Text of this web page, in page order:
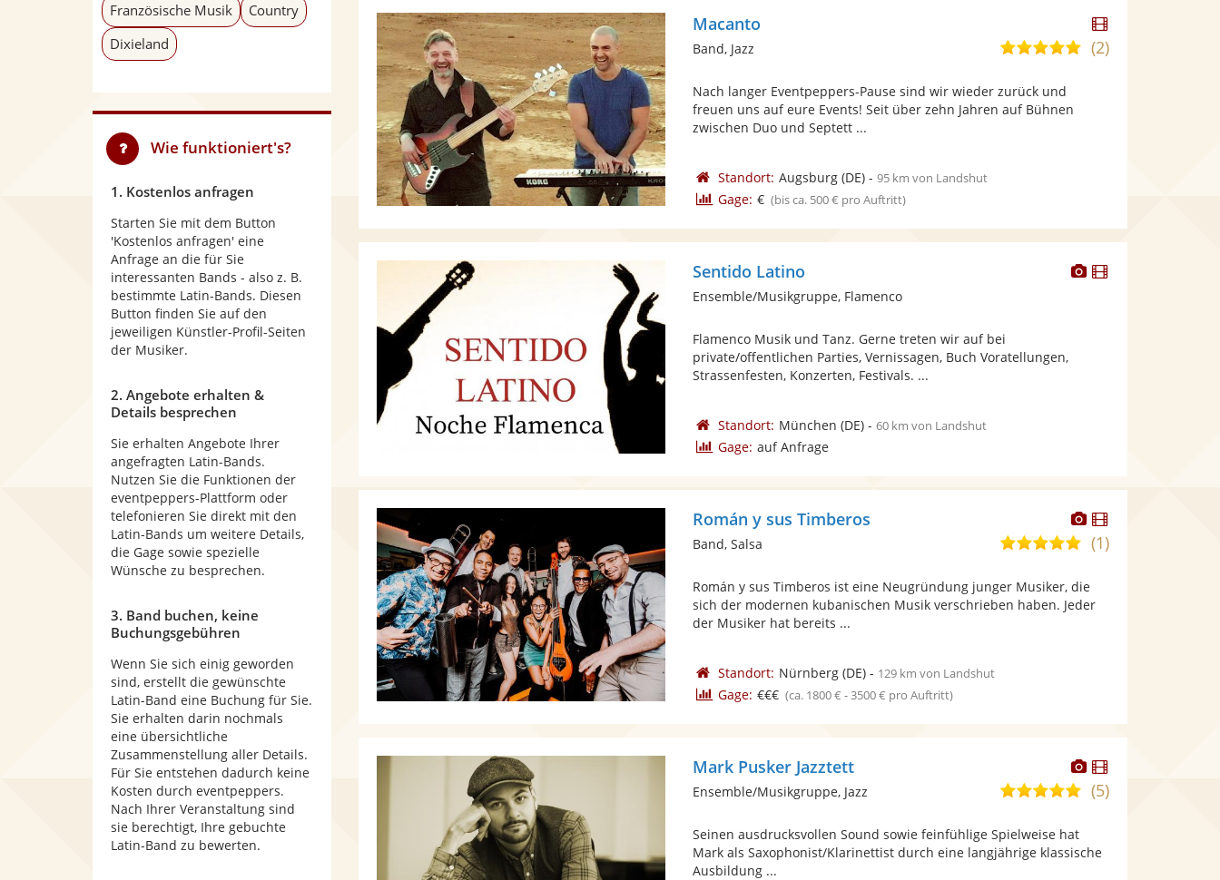
Dieser
Künstler
Macanto
5,0(2)
Band, Jazz
Nach langer Eventpeppers-Pause sind wir wieder zurück und
freuen uns auf eure Events! Seit über zehn Jahren auf Bühnen
zwischen Duo und Septett ...
Standort: Augsburg(DE)- 95 km von Landshut
Gage: € (bis ca. 500 € pro Auftritt)
DieserDieser
Sentido Latino
Ensemble/Musikgruppe, Flamenco
Flamenco Musik und Tanz. Gerne treten wir auf bei
private/offentlichen Parties, Vernissagen, Buch Voratellungen,
Strassenfesten, Konzerten, Festivals. ...
Standort: München (DE)- 60 km von Landshut
Gage: auf Anfrage
Dieser
Künstler
stellt
bereit.
Dieser
Künstler
Román y sus Timberos
5,0
5
Sternen
(1)
Band, Salsa
Román y sus Timberos ist eine Neugründung junger Musiker, die
sich der modernen kubanischen Musik verschrieben haben. Jeder
der Musiker hat bereits ...
Standort: Nürnberg(DE)- 129 km von Landshut
Gage: €€€ (ca. 1800 € - 3500 € pro Auftritt)
Dieser
Künstler
stellt
bereit.
Dieser
Künstler
Mark Pusker Jazztett
5,0
Sternen
(5)
Ensemble/Musikgruppe, Jazz
Seinen ausdrucksvollen Sound sowie feinfühlige Spielweise hat
Mark als Saxophonist/Klarinettist durch eine langjährige klassische
Ausbildung ...
Französische Musik
Country
Dixieland
Wie funktioniert's?
1. Kostenlos anfragen
Starten Sie mit dem Button
'Kostenlos anfragen' eine
Anfrage an die für Sie
interessanten Bands - also z. B.
bestimmte Latin-Bands. Diesen
Button finden Sie auf den
jeweiligen Künstler-Profil-Seiten
der Musiker.
2. Angebote erhalten &
Details besprechen
Sie erhalten Angebote Ihrer
angefragten Latin-Bands.
Nutzen Sie die Funktionen der
eventpeppers-Plattform oder
telefonieren Sie direkt mit den
Latin-Bands um weitere Details,
die Gage sowie spezielle
Wünsche zu besprechen.
3. Band buchen, keine
Buchungsgebühren
Wenn Sie sich einig geworden
sind, erstellt die gewünschte
Latin-Band eine Buchung für Sie.
Sie erhalten darin nochmals
eine übersichtliche
Zusammenstellung aller Details.
Für Sie entstehen dadurch keine
Kosten durch eventpeppers.
Nach Ihrer Veranstaltung sind
sie berechtigt, Ihre gebuchte
Latin-Band zu bewerten.